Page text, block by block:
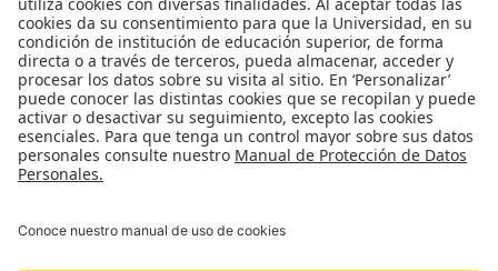
Género
Política
Cultura
Medio ambiente
Medios y periodismo
Movilización social